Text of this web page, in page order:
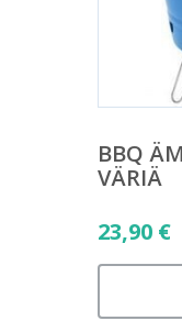
BBQ
VÄRIÄ
23,90 €